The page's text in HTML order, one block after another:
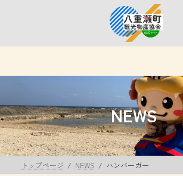
ス
プ
ン
動
NEWS
トップページ NEWS ハンバーガー